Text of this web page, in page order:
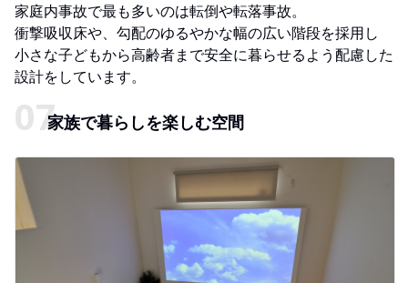
家庭内事故で最も多いのは転倒や転落事故。
衝撃吸収床や、勾配のゆるやかな幅の広い階段を採用し
小さな子どもから高齢者まで安全に暮らせるよう配慮した
設計をしています。
家族で暮らしを楽しむ空間